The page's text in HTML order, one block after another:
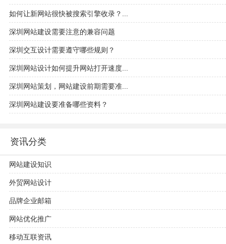
如何让新网站很快被搜索引擎收录？...
深圳网站建设需要注意的兼容问题
深圳交互设计需要遵守哪些规则？
深圳网站设计如何提升网站打开速度...
深圳网站策划，网站建设前期需要准...
深圳网站建设要准备哪些资料？
资讯分类
网站建设知识
外贸网站设计
品牌企业邮箱
网站优化推广
移动互联资讯